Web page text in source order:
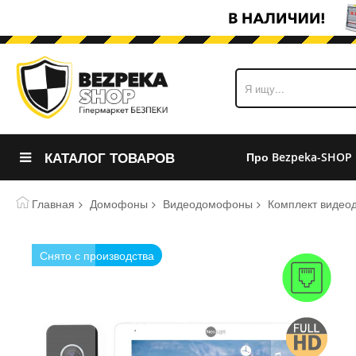
КАТАЛОГ ТОВАРОВ Про Bezpeka-SHOP
Главная Домофоны Видеодомофоны Комплект
Пропустить
и
изображений
Снято с производства